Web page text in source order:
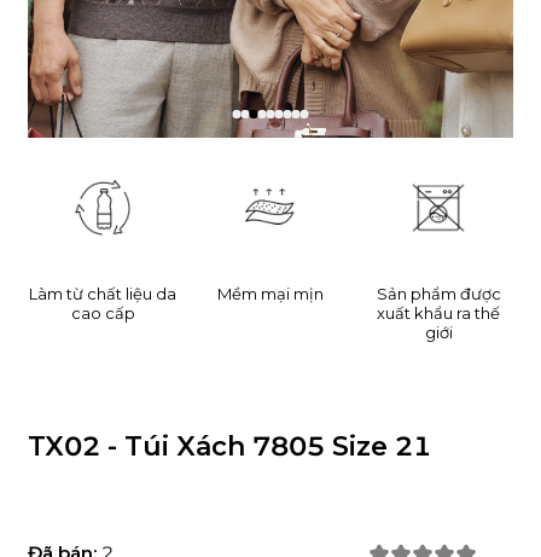
Đã bán: 2
TX02 - Túi Xách 7805 Size 21
Sản phẩm được
xuất khẩu ra thế
giới
Mềm mại mịn
Làm từ chất liệu da
cao cấp